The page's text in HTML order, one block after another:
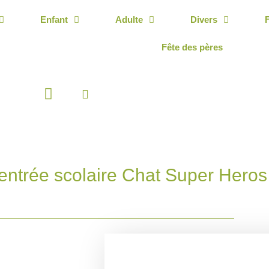
Enfant Adulte Divers
Fête des pères
Panier
scolaire Chat Super Heros